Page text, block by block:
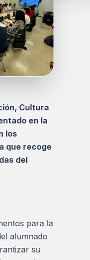
Cultura
en la
los
que recoge
del
para la
alumnado
su